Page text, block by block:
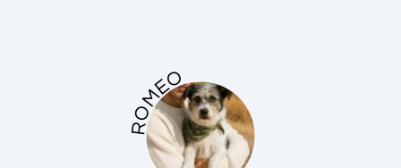
ROMEO